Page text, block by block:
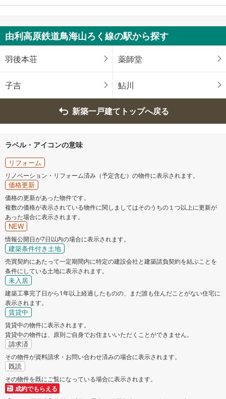
由利高原鉄道鳥海山ろく線の駅から探す
羽後本荘 薬師堂
子吉 鮎川
新築一戸建てトップへ戻る
ラベル・アイコンの意味
リフォーム
リノベーション・リフォーム済み（予定含む）の物件に表示されます。
価格更新
価格の更新があった物件です。
複数の価格が表示されている物件に関しましてはそのうちの１つ以上に更新が
あった場合に表示されます。
NEW
情報公開日が7日以内の場合に表示されます。
建築条件付き土地
売買契約にあたって一定期間内に特定の建設会社と建築請負契約を結ぶことを
条件にしている土地に表示されます。
未入居
建築工事完了日から1年以上経過したものの、まだ誰も住んだことがない住宅に
表示されます。
賃貸中
賃貸中の物件に表示されます。
賃貸中の物件は、原則ご自身でお住まいいただくことができません。
請求済
その物件が資料請求・お問い合わせ済みの場合に表示されます。
既読
その物件を既にご覧になっている場合に表示されます。
成約でもらえる